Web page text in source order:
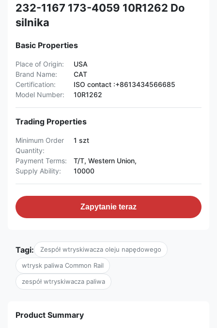
232-1167 173-4059 10R1262 Do
silnika
Basic Properties
Place of Origin:
USA
Brand Name:
CAT
Certification:
ISO contact :+8613434566685
Model Number:
10R1262
Trading Properties
Minimum Order
Quantity:
1 szt
Payment Terms:
T/T, Western Union,
Supply Ability:
10000
Zapytanie teraz
Tagi: Zespół wtryskiwacza oleju napędowego
wtrysk paliwa Common Rail
zespół wtryskiwacza paliwa
Product Summary